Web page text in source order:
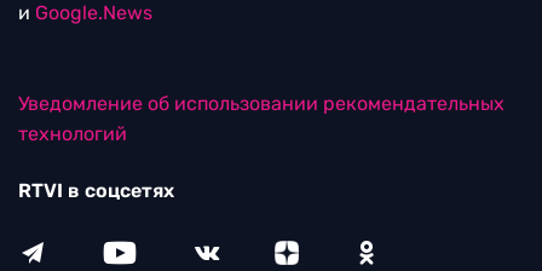
и Google.News
Уведомление об использовании рекомендательных
технологий
RTVI в соцсетях